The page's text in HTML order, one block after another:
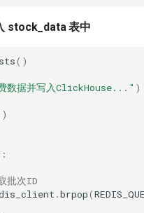
stock_data 表中
()
数据并写入ClickHouse..." )
:
批次ID
.brpop(